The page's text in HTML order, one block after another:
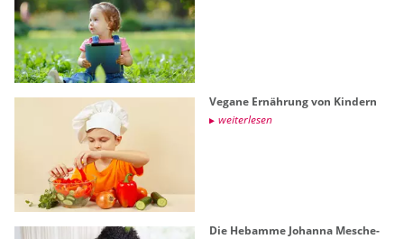
Ve­ga­ne Er­näh­rung von Kin­dern
wei­ter­le­sen
Die Heb­am­me Jo­han­na Me­sche­